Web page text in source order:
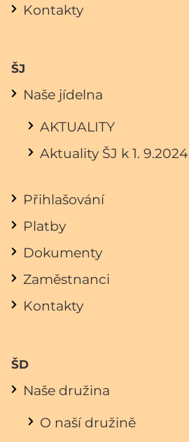
Kontakty
ŠJ
Naše jídelna
AKTUALITY
Aktuality ŠJ k 1. 9.2024
Přihlašování
Platby
Dokumenty
Zaměstnanci
Kontakty
ŠD
Naše družina
O naší družině